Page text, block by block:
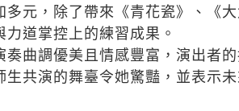
元，除了帶來《青花瓷》、《
道掌控上的練習成果。
曲調優美且情感豐富，演出者
共演的舞臺令她驚豔，並表示